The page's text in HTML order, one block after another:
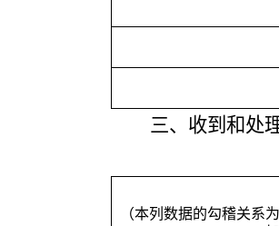
三、 收到和处
（本列数据的勾稽关系